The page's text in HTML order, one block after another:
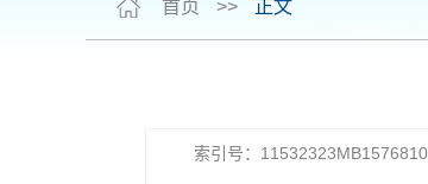
首页 >> 正文
索引号：